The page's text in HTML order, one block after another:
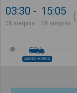
03:30
08 sierpnia
15:05
08 sierpnia
ADRES-ADRES